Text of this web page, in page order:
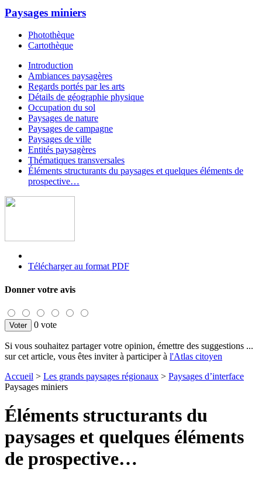
Paysages miniers
Photothèque
Cartothèque
Introduction
Ambiances paysagères
Regards portés par les arts
Détails de géographie physique
Occupation du sol
Paysages de nature
Paysages de campagne
Paysages de ville
Entités paysagères
Thématiques transversales
Éléments structurants du paysages et quelques éléments de
prospective…
Télécharger au format PDF
Donner votre avis
0 vote
Si vous souhaitez partager votre opinion, émettre des suggestions ...
sur cet article, vous êtes inviter à participer à l'Atlas citoyen
Accueil > Les grands paysages régionaux > Paysages d’interface
Paysages miniers
Éléments structurants du
paysages et quelques éléments
de prospective…